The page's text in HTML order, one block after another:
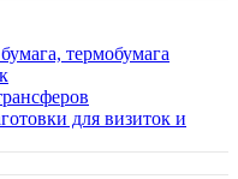
термобумага
для визиток и